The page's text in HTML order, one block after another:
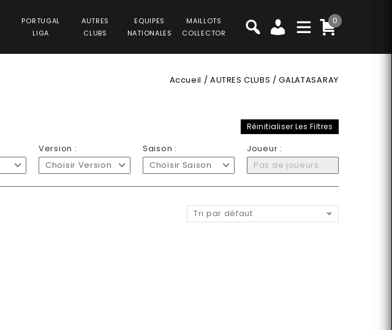
PORTUGAL
LIGA
AUTRES
CLUBS
EQUIPES
NATIONALES
MAILLOTS
COLLECTOR
0
Accueil / AUTRES CLUBS /GALATASARAY
Réinitialiser Les Filtres
Version :
Choisir Version
Saison :
Choisir Saison
Joueur :
Pas de joueurs
Tri par défaut